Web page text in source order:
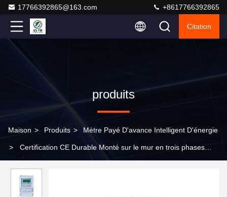
17766392865@163.com +8617766392865
Citation
produits
Maison > Produits > Mètre Payé D'avance Intelligent D'énergie
> Certification CE Durable Monté sur le mur en trois phases